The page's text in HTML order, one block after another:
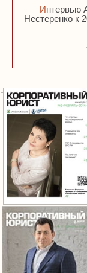
Интервью Александры
Нестеренко